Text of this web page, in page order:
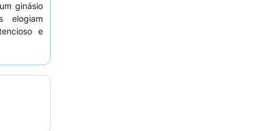
ginásio
elogiam
e
podem